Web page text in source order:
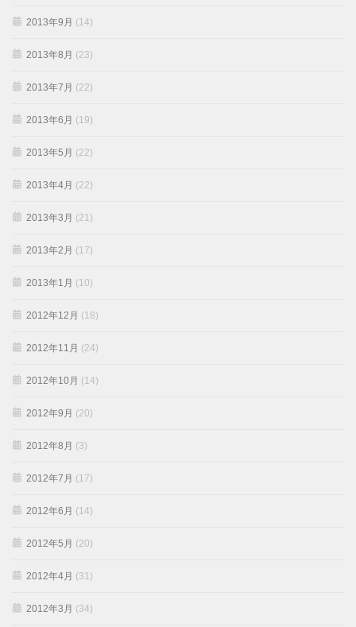
2013年9月 (14)
2013年8月 (23)
2013年7月 (22)
2013年6月 (19)
2013年5月 (22)
2013年4月 (22)
2013年3月 (21)
2013年2月 (17)
2013年1月 (10)
2012年12月 (18)
2012年11月 (24)
2012年10月 (14)
2012年9月 (20)
2012年8月 (3)
2012年7月 (17)
2012年6月 (14)
2012年5月 (20)
2012年4月 (31)
2012年3月 (34)